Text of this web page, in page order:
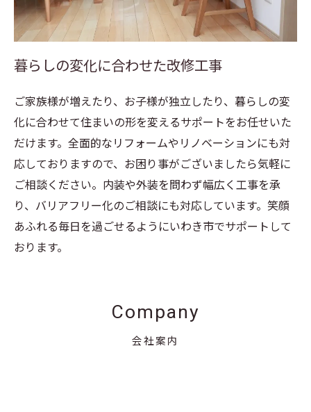
暮らしの変化に合わせた改修工事
ご家族様が増えたり、お子様が独立したり、暮らしの変
化に合わせて住まいの形を変えるサポートをお任せいた
だけます。全面的なリフォームやリノベーションにも対
応しておりますので、お困り事がございましたら気軽に
ご相談ください。内装や外装を問わず幅広く工事を承
り、バリアフリー化のご相談にも対応しています。笑顔
あふれる毎日を過ごせるようにいわき市でサポートして
おります。
会社案内
Company